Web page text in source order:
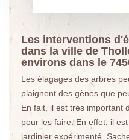
Les interventions
dans la ville de
environs dans le
Les élagages des arbres
plaignent des gènes que
En fait, il est très important
pour les faire. En effet, il
jardinier expérimenté.